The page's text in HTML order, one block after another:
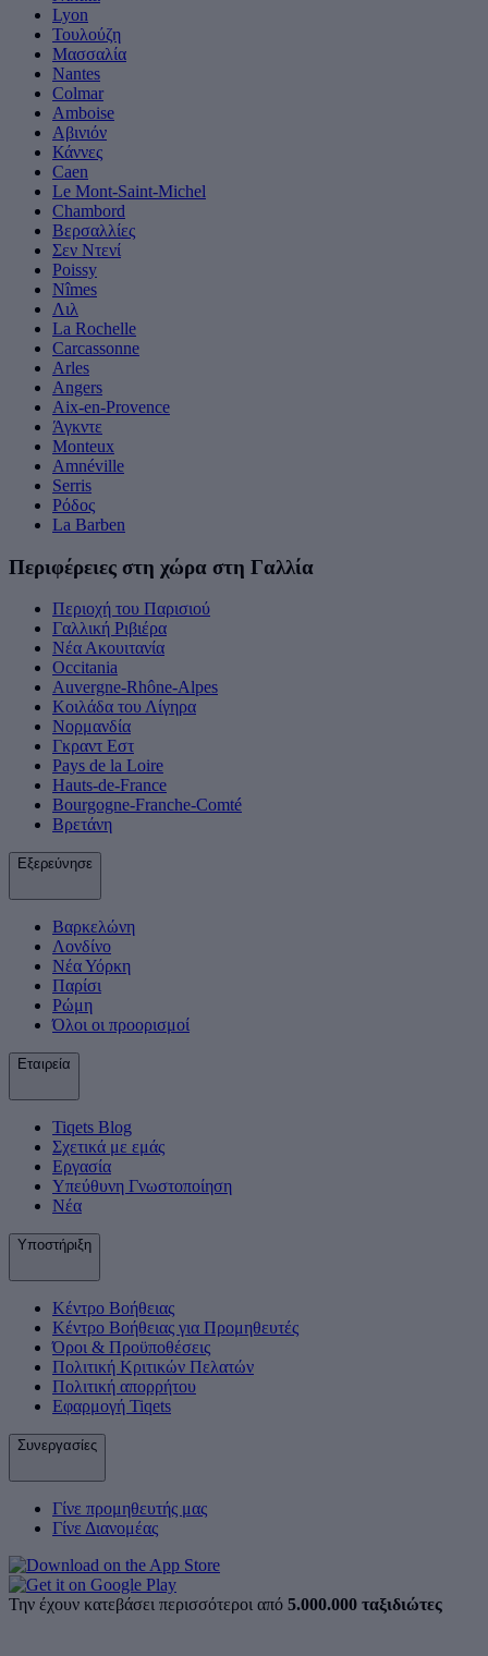
Lyon
Τουλούζη
Μασσαλία
Nantes
Colmar
Amboise
Αβινιόν
Κάννες
Caen
Le Mont-Saint-Michel
Chambord
Βερσαλλίες
Σεν Ντενί
Poissy
Nîmes
Λιλ
La Rochelle
Carcassonne
Arles
Angers
Aix-en-Provence
Άγκντε
Monteux
Amnéville
Serris
Ρόδος
La Barben
Περιφέρειες στη χώρα στη Γαλλία
Περιοχή του Παρισιού
Γαλλική Ριβιέρα
Νέα Ακουιτανία
Occitania
Auvergne-Rhône-Alpes
Κοιλάδα του Λίγηρα
Νορμανδία
Γκραντ Εστ
Pays de la Loire
Hauts-de-France
Bourgogne-Franche-Comté
Βρετάνη
Εξερεύνησε
Βαρκελώνη
Λονδίνο
Νέα Υόρκη
Παρίσι
Ρώμη
Όλοι οι προορισμοί
Εταιρεία
Tiqets Βlog
Σχετικά με εμάς
Εργασία
Υπεύθυνη Γνωστοποίηση
Νέα
Υποστήριξη
Κέντρο Βοήθειας
Κέντρο Βοήθειας για Προμηθευτές
Όροι & Προϋποθέσεις
Πολιτική Κριτικών Πελατών
Πολιτική απορρήτου
Εφαρμογή Tiqets
Συνεργασίες
Γίνε προμηθευτής μας
Γίνε Διανομέας
Την έχουν κατεβάσει περισσότεροι από 5.000.000 ταξιδιώτες